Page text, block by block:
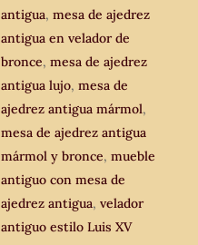
antigua,mesa de ajedrez
antigua en velador de
bronce,mesa de ajedrez
antigua lujo,mesa de
ajedrez antigua mármol,
mesa de ajedrez antigua
mármol y bronce,mueble
antiguo con mesa de
ajedrez antigua,velador
antiguo estilo Luis XV